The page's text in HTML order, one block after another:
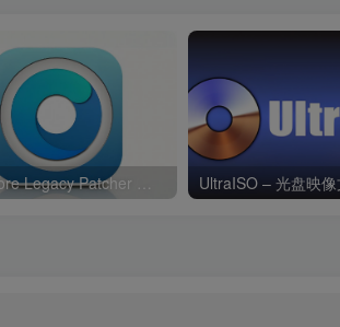
OpenCore Legacy Patcher 一款可以强制升级最新Mac系统的软件